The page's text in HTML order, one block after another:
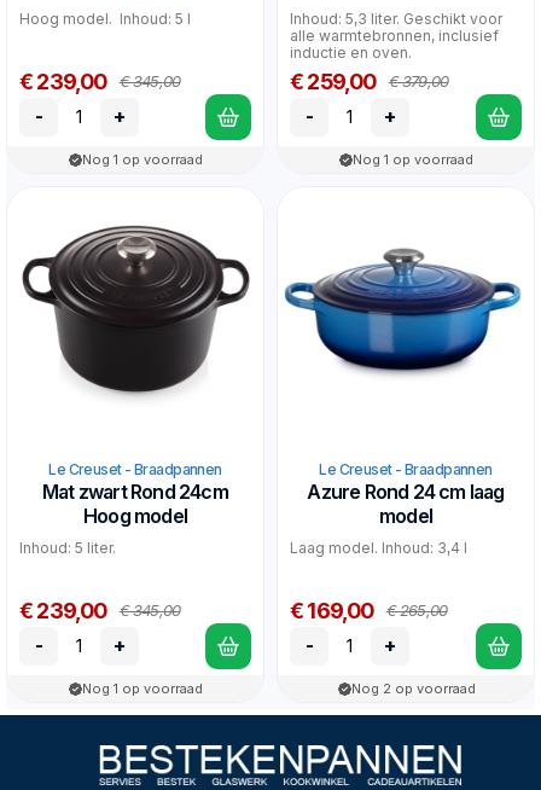
Hoog model. Inhoud: 5 l
€ 239,00 € 345,00
- +
Nog 1 op voorraad
Inhoud: 5,3 liter. Geschikt voor
alle warmtebronnen, inclusief
inductie en oven.
€ 259,00 € 379,00
- +
Nog 1 op voorraad
Le Creuset - Braadpannen
Mat zwart Rond 24cm
Hoog model
Inhoud: 5 liter.
€ 239,00 € 345,00
- +
Nog 1 op voorraad
Le Creuset - Braadpannen
Azure Rond 24 cm laag
model
Laag model. Inhoud: 3,4 l
€ 169,00 € 265,00
- +
Nog 2 op voorraad